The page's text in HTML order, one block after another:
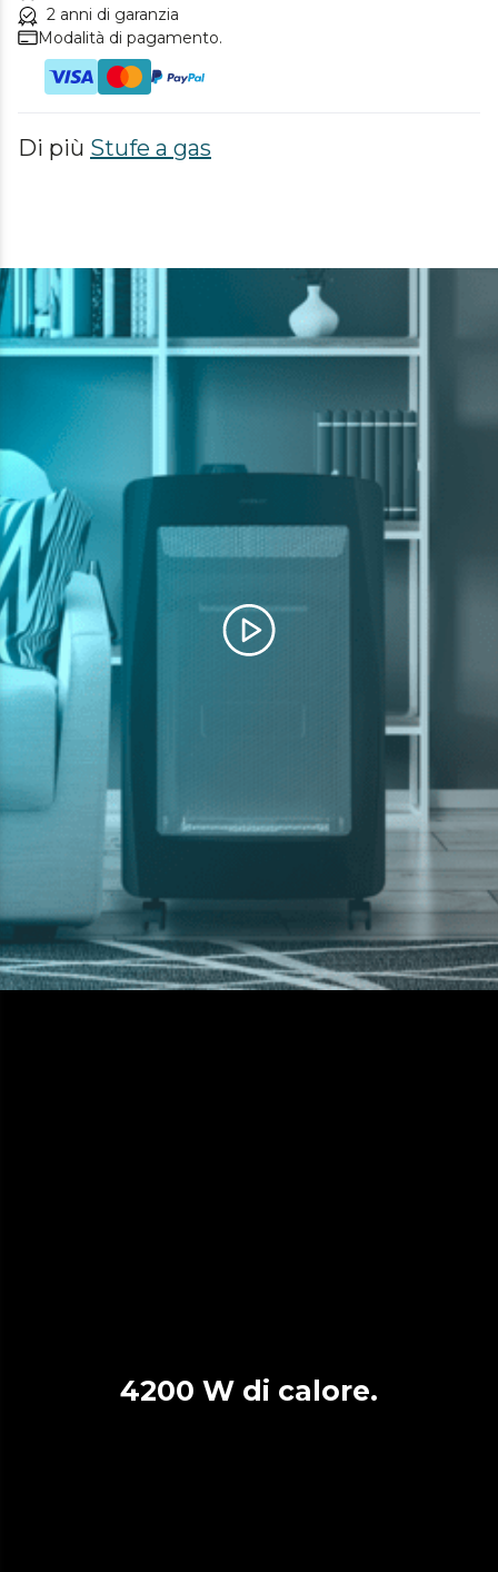
2 anni di garanzia
Modalità di pagamento.
Di più Stufe a gas
4200 W di calore.